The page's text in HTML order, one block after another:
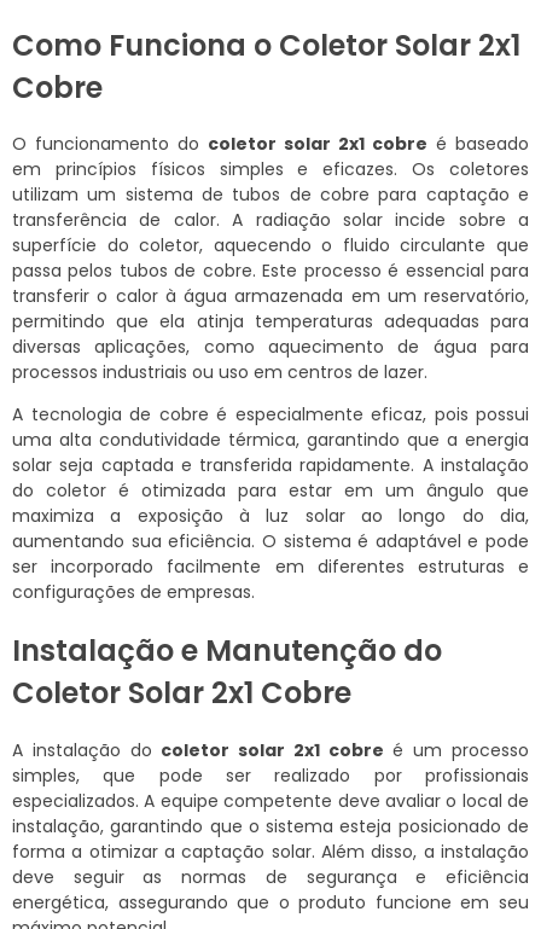
Como Funciona o Coletor Solar 2x1
Cobre
O funcionamento do coletor solar 2x1 cobre é baseado
em princípios físicos simples e eficazes. Os coletores
utilizam um sistema de tubos de cobre para captação e
transferência de calor. A radiação solar incide sobre a
superfície do coletor, aquecendo o fluido circulante que
passa pelos tubos de cobre. Este processo é essencial para
transferir o calor à água armazenada em um reservatório,
permitindo que ela atinja temperaturas adequadas para
diversas aplicações, como aquecimento de água para
processos industriais ou uso em centros de lazer.
A tecnologia de cobre é especialmente eficaz, pois possui
uma alta condutividade térmica, garantindo que a energia
solar seja captada e transferida rapidamente. A instalação
do coletor é otimizada para estar em um ângulo que
maximiza a exposição à luz solar ao longo do dia,
aumentando sua eficiência. O sistema é adaptável e pode
ser incorporado facilmente em diferentes estruturas e
configurações de empresas.
Instalação e Manutenção do
Coletor Solar 2x1 Cobre
A instalação do coletor solar 2x1 cobre é um processo
simples, que pode ser realizado por profissionais
especializados. A equipe competente deve avaliar o local de
instalação, garantindo que o sistema esteja posicionado de
forma a otimizar a captação solar. Além disso, a instalação
deve seguir as normas de segurança e eficiência
energética, assegurando que o produto funcione em seu